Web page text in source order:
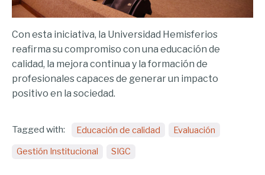
Con esta iniciativa, la Universidad Hemisferios
reafirma su compromiso con una educación de
calidad, la mejora continua y la formación de
profesionales capaces de generar un impacto
positivo en la sociedad.
Tagged with: Educación de calidad Evaluación
Gestión Institucional SIGC